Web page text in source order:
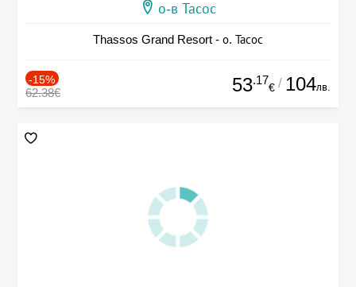
о-в Тасос
Thassos Grand Resort - о. Тасос
-15%
62.38€ 53.17
€ / 104лв.